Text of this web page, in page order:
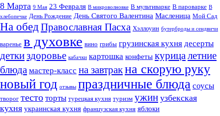
8 Марта 9 Мая 23 Февраля В микроволновке В мультиварке В пароварке В
хлебопечке День Рождение День Святого Валентина Масленица Мой Сад
На обед Православная Пасха Хэллоуин бутерброды и сендвичи
варенье в духовке вино грибы грузинская кухня десерты
деткиздоровье кабачки картошка конфеты курицалетние
блюда мастер-класс на завтракна скорую руку
новый год отзывы праздничные блюда соусы
творог тесто торты турецкая кухня туризм ужин узбекская
кухня украинская кухня французская кухня яблоки